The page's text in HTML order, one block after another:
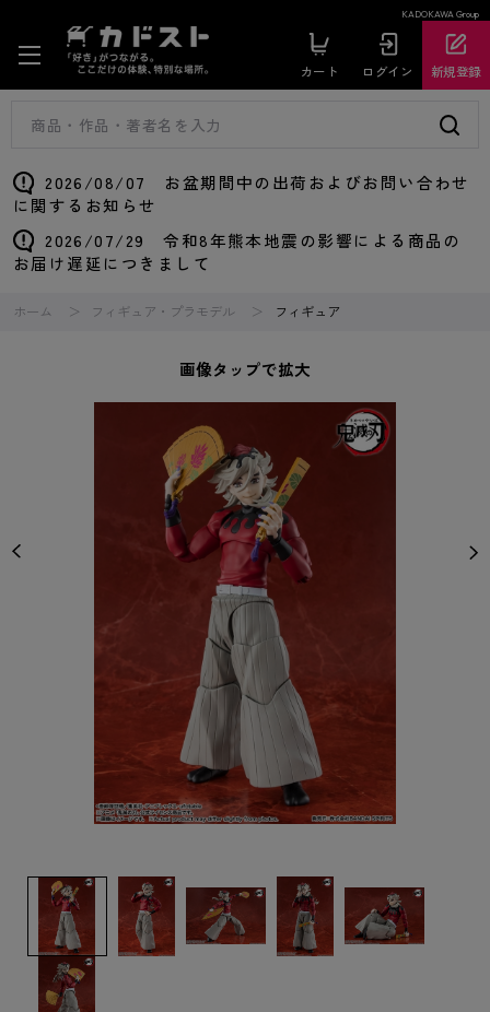
KADOKAWA Group
カート ログイン 新規登録
2026/08/07 お盆期間中の出荷およびお問い合わせ
に関するお知らせ
2026/07/29 令和8年熊本地震の影響による商品の
お届け遅延につきまして
ホーム フィギュア・プラモデル フィギュア
画像タップで拡大